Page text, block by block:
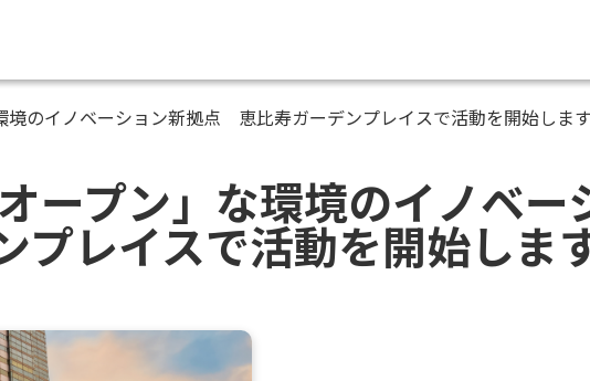
境のイノベーション新拠点 恵比寿ガーデンプレイスで活動を開始しま
ープン」な環境のイノベー
レイスで活動を開始しま